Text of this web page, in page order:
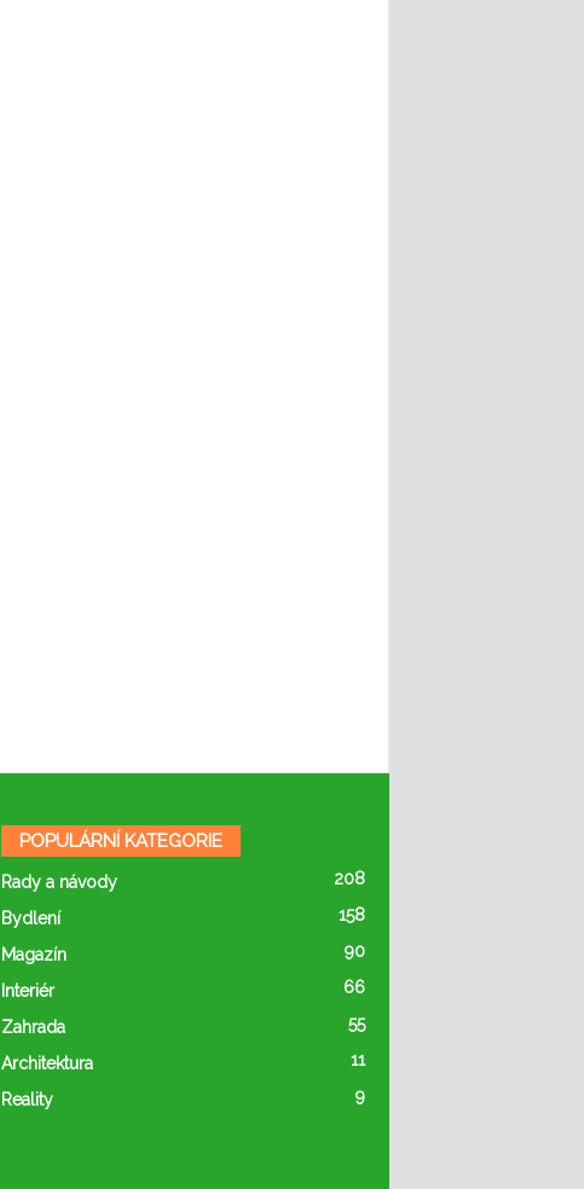
POPULÁRNÍ KATEGORIE
Rady a návody 208
Bydlení 158
Magazín 90
Interiér 66
Zahrada 55
Architektura 11
Reality 9